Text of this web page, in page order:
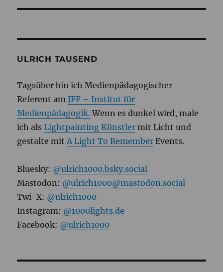
ULRICH TAUSEND
Tagsüber bin ich Medienpädagogischer
Referent amJFF – Institut für
Medienpädagogik. Wenn es dunkel wird, male
ich alsLightpainting Künstler mit Licht und
gestalte mitA Light To Remember Events.
Bluesky: @ulrich1000.bsky.social
Mastodon: @ulrich1000@mastodon.social
Twi-X: @ulrich1000
Instagram: @1000lights.de
Facebook: @ulrich1000